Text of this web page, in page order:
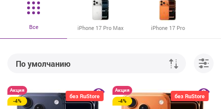
Все iPhone 17 Pro Max iPhone 17 Pro
По умолчанию
От дешевых к дорогим
От дорогих к дешевым
без RuStore
Акция
-4%
без RuStore
Акция
-4%